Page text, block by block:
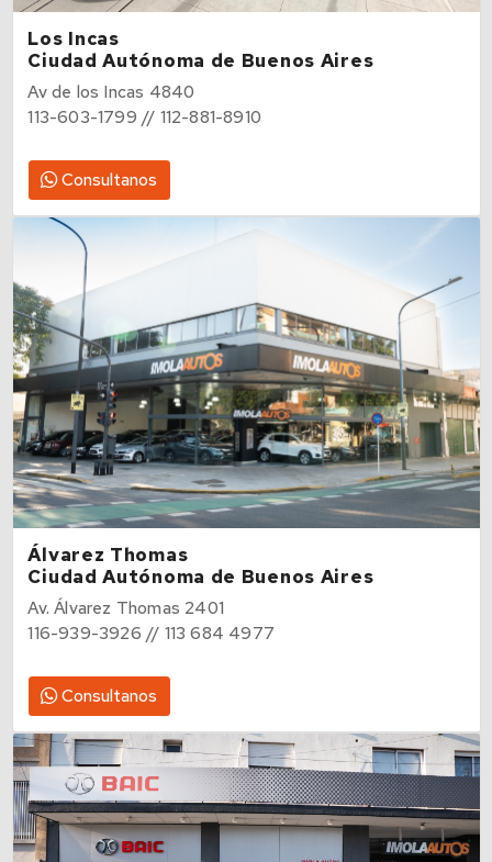
Los Incas
Ciudad Autónoma de Buenos Aires
Av de los Incas 4840
113-603-1799 // 112-881-8910
Consultanos
Álvarez Thomas
Ciudad Autónoma de Buenos Aires
Av. Álvarez Thomas 2401
116-939-3926 // 113 684 4977
Consultanos